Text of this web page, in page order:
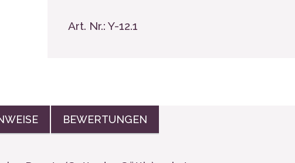
Art. Nr.: Y-12.1
BEWERTUNGEN